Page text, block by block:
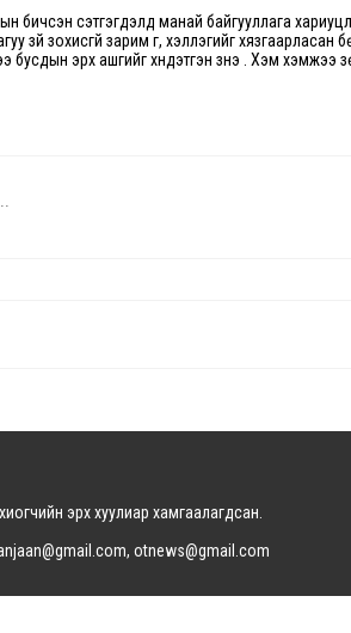
сэтгэгдэлд манай байгууллага
зүй зохисгүй зарим үг, хэллэгийг хязгаарласан
бусдын эрх ашгийг хүндэтгэн үзнэ үү. Хэм
эрх хуулиар хамгаалагдсан.
otnews@gmail.com